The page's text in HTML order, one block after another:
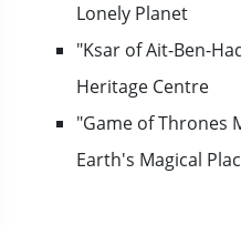
Lonely Planet
"Ksar of Ait-Ben-
Heritage Centre
"Game of Thrones
Earth's Magical